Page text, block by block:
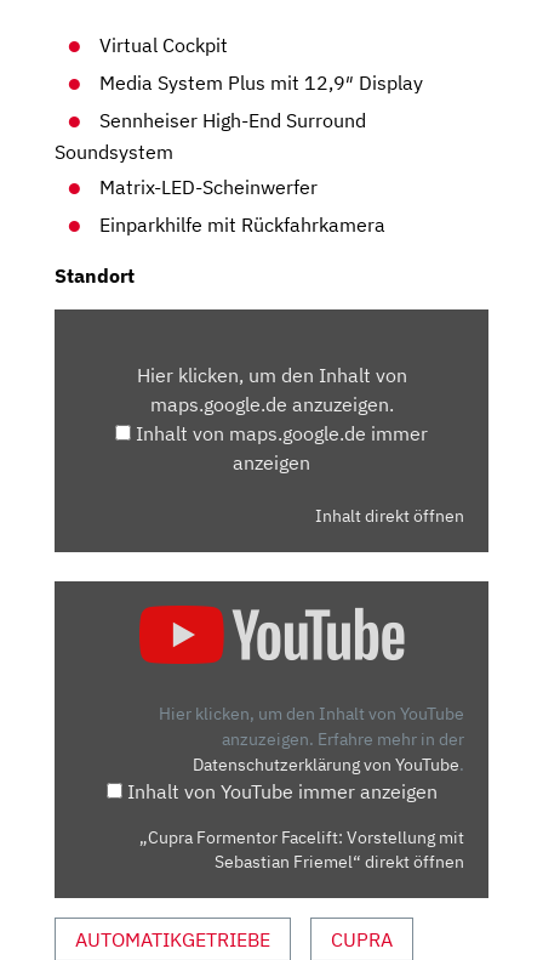
Virtual Cockpit
Media System Plus mit 12,9″ Display
Sennheiser High-End Surround
Soundsystem
Matrix-LED-Scheinwerfer
Einparkhilfe mit Rückfahrkamera
Standort
MAPS.GOOGLE.DEHier klicken, um den Inhalt von
maps.google.de anzuzeigen.
Inhalt von maps.google.de immer
anzeigen
Inhalt direkt öffnen
FORMENTOR
FACELIFT:
Hier klicken, um den Inhalt von YouTube
anzuzeigen. Erfahre mehr in der
Datenschutzerklärung von YouTube.
Inhalt von YouTube immer anzeigen
„Cupra Formentor Facelift: Vorstellung mit
Sebastian Friemel“ direkt öffnen
AUTOMATIKGETRIEBE CUPRA